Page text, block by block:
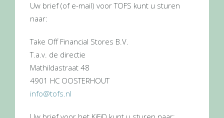
Uw brief (of e-mail) voor TOFS kunt u sturen
naar:
Take Off Financial Stores B.V.
T.a.v. de directie
Mathildastraat 48
4901 HC OOSTERHOUT
info@tofs.nl